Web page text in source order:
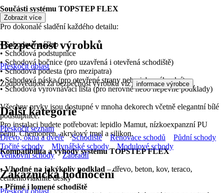
Součásti systému TOPSTEP FLEX
Pro dokonalé sladění každého detailu:
• Schodový nášlap
• Schodová podstupnice
• Schodová bočnice (pro uzavřená i otevřená schodiště)
• Schodová podesta (pro mezipatra)
• Schodová páska (pro otevřené strany nebo jako náhradní)
• Schodová vyrovnávací lišta (pro nerovné nebo nepevné podklady)
Všechny prvky jsou dostupné v mnoha dekorech včetně elegantní bílé
podstupnice.
Pro instalaci budete potřebovat: lepidlo Mamut, nízkoexpanzní PU
pěnu, Chemopren, akrylový tmel a silikon.
Kompatibilita a výhody systému TOPSTEP FLEX
•Vhodné na jakýkoliv podklad – dřevo, beton, kov, teraco,
cementovláknité desky
•Přímé i lomené schodiště
Zobrazit více
Bezpečnost výrobků
Přeskočit oblast
Zodpovědnost za bezpečnost výrobku viz informace výrobce .
Další kategorie
Přeskočit seznam
Dřevo, okna a dveře
Schodiště Renovace schodů
Půdní schody
Točité schody
Mlynářské schody
Modulové schody
Venkovní schody
Zábradlí
Zákaznická hodnocení
Přeskočit oblast